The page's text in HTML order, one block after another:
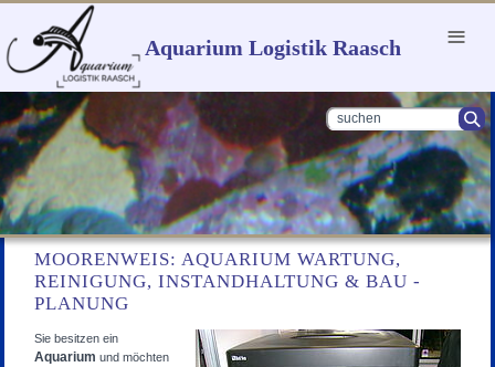
Menu
Aquarium Logistik Raasch
MOORENWEIS: AQUARIUM WARTUNG,
REINIGUNG, INSTANDHALTUNG & BAU -
PLANUNG
Sie besitzen ein
Aquariumund möchten